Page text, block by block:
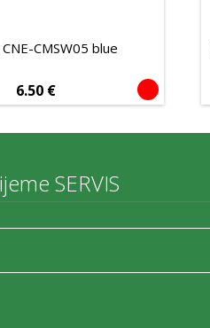
CMSW05 blue
6.50 €
SERVIS